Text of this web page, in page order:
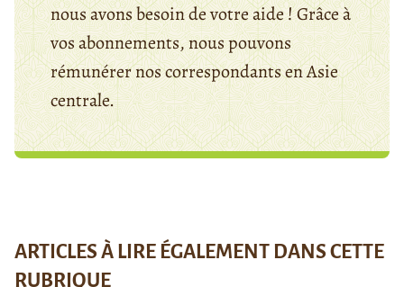
nous avons besoin de votre aide ! Grâce à
vos abonnements, nous pouvons
rémunérer nos correspondants en Asie
centrale.
ARTICLES À LIRE ÉGALEMENT DANS CETTE
RUBRIQUE